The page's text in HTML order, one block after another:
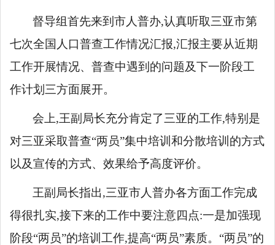
督导组首先来到市人普办,认真听取三亚市第
七次全国人口普查工作情况汇报,汇报主要从近期
工作开展情况、普查中遇到的问题及下一阶段工
作计划三方面展开。
会上,王副局长充分肯定了三亚的工作,特别是
对三亚采取普查“两员”集中培训和分散培训的方式
以及宣传的方式、 效果给予高度评价。
王副局长指出,三亚市人普办各方面工作完成
得很扎实,接下来的工作中要注意四点:一是加强现
阶段“两员”的培训工作,提高“两员”素质。“两员”的